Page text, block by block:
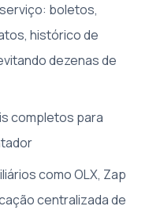
boletos,
histórico de
dezenas de
completos para
como OLX, Zap
centralizada de